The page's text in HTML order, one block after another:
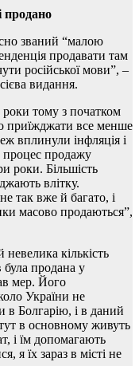
продано
званий “малою
продавати там
російської мови”, –
видання.
тому з початком
приїжджати все менше
вплинули інфляція і
процес продажу
роки. Більшість
влітку.
так вже й багато, і
масово продаються”,
кількість
була продана у
мер. Його
України не
в Болгарію, і в даний
в основному живуть
і їм допомагають
я їх зараз в місті не